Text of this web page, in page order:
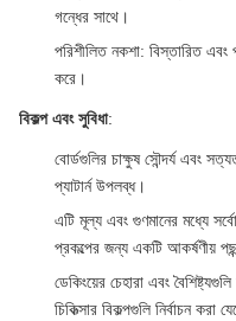
গন্ধের সাথে।
পরিশীলিত নকশা: বিস্তারিত
করে।
বিকল্প এবং সুবিধা:
বোর্ডগুলির চাক্ষুষ সৌন্দর্য এবং
প্যাটার্ন উপলব্ধ।
এটি মূল্য এবং গুণমানের মধ্যে
প্রকল্পের জন্য একটি আকর্ষণীয়
ডেকিংয়ের চেহারা এবং
চিকিত্সার বিকল্পগুলি নির্বাচন করা